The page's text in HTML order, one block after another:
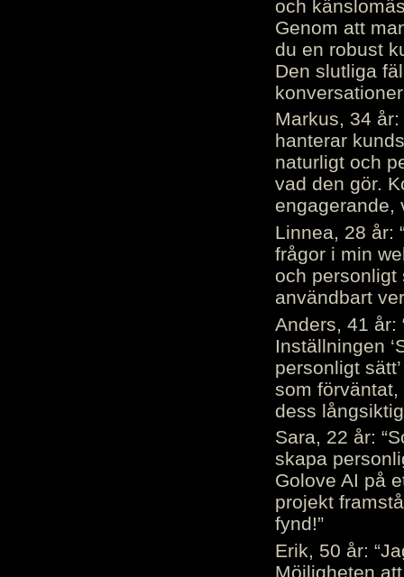
och
Genom att
du en robust
Den slutliga
Markus, 34
hanterar
naturligt och
vad den gör.
engagerande,
Linnea, 28 år:
frågor i min
och personligt
användbart
Anders, 41 år:
Inställningen
personligt
som
dess
Sara, 22 år:
skapa
Golove AI på
projekt
fynd!”
Erik, 50 år:
Möjligheten